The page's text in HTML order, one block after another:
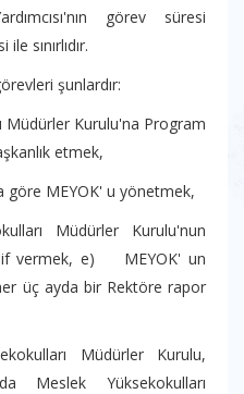
görev süresi
sınırlıdır.
şunlardır:
Kurulu'na Program
etmek,
MEYOK' u yönetmek,
Müdürler Kurulu'nun
vermek, e) MEYOK' un
üç ayda bir Rektöre rapor
Müdürler Kurulu,
Meslek Yüksekokulları